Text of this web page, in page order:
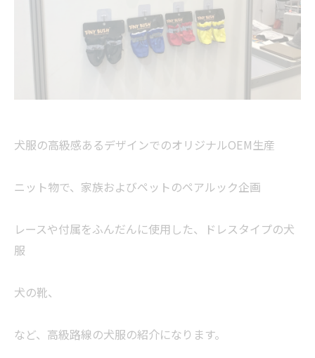
犬服の高級感あるデザインでのオリジナルOEM生産
ニット物で、家族およびペットのペアルック企画
レースや付属をふんだんに使用した、ドレスタイプの犬
服
犬の靴、
など、高級路線の犬服の紹介になります。